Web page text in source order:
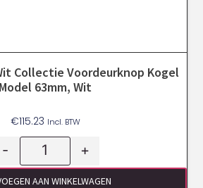
Collectie Voordeurknop Kogel
Model 63mm, Wit
€115.23 Incl. BTW
- +
AAN WINKELWAGEN